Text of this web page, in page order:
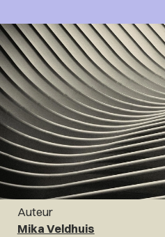
Auteur
Mika Veldhuis